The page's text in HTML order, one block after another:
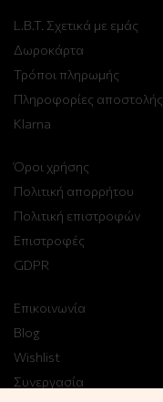
L.B.T. Σχετικά με εμάς
Δωροκάρτα
Τρόποι πληρωμής
Πληροφορίες αποστολής
Klarna
Όροι χρήσης
Πολιτική απορρήτου
Πολιτική επιστροφών
Επιστροφές
GDPR
Επικοινωνία
Blog
Wishlist
Συνεργασία